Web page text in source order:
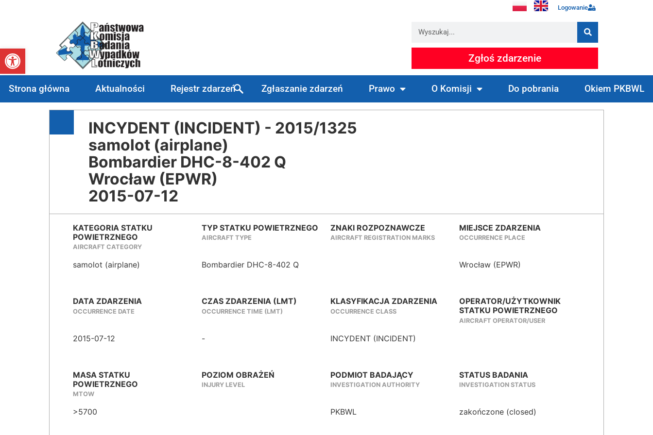
Otwórz pasek narzędzi
Logowanie
Zgłoś zdarzenie
Strona główna Aktualności Rejestr zdarzeń Zgłaszanie zdarzeń Prawo O Komisji Do pobrania Okiem PKBWL
INCYDENT (INCIDENT) - 2015/1325
samolot (airplane)
Bombardier DHC-8-402 Q
Wrocław (EPWR)
2015-07-12
KATEGORIA STATKU
POWIETRZNEGO
AIRCRAFT CATEGORY
samolot (airplane)
TYP STATKU POWIETRZNEGO
AIRCRAFT TYPE
Bombardier DHC-8-402 Q
ZNAKI ROZPOZNAWCZE
AIRCRAFT REGISTRATION MARKS
MIEJSCE ZDARZENIA
OCCURRENCE PLACE
Wrocław (EPWR)
DATA ZDARZENIA
OCCURRENCE DATE
2015-07-12
CZAS ZDARZENIA (LMT)
OCCURRENCE TIME (LMT)
-
KLASYFIKACJA ZDARZENIA
OCCURRENCE CLASS
INCYDENT (INCIDENT)
OPERATOR/UŻYTKOWNIK
STATKU POWIETRZNEGO
AIRCRAFT OPERATOR/USER
MASA STATKU
POWIETRZNEGO
MTOW
>5700
POZIOM OBRAŻEŃ
INJURY LEVEL
PODMIOT BADAJĄCY
INVESTIGATION AUTHORITY
PKBWL
STATUS BADANIA
INVESTIGATION STATUS
zakończone (closed)